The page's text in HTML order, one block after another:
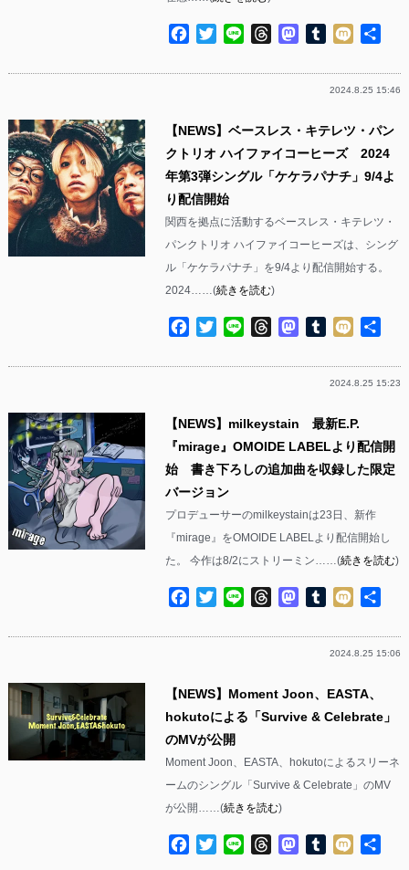
Facebook
TwitterLine ThreadsMastodon
Tumblr
Mixi
2024.8.25 15:46
【NEWS】ベースレス・キテレツ・パン
クトリオ ハイファイコーヒーズ 2024
年第3弾シングル「ケケラパナチ」9/4よ
り配信開始
関西を拠点に活動するベースレス・キテレツ・
パンクトリオ ハイファイコーヒーズは、シング
ル「ケケラパナチ」を9/4より配信開始する。
2024……(続きを読む)
Facebook
TwitterLine ThreadsMastodon
Tumblr
Mixi
2024.8.25 15:23
【NEWS】milkeystain 最新E.P.
『mirage』OMOIDE LABELより配信開
始 書き下ろしの追加曲を収録した限定
バージョン
プロデューサーのmilkeystainは23日、新作
『mirage』をOMOIDE LABELより配信開始し
た。 今作は8/2にストリーミン……(続きを読む)
Facebook
TwitterLine ThreadsMastodon
Tumblr
Mixi
2024.8.25 15:06
【NEWS】Moment Joon、EASTA、
hokutoによる「Survive & Celebrate」
のMVが公開
Moment Joon、EASTA、hokutoによるスリーネ
ームのシングル「Survive & Celebrate」のMV
が公開……(続きを読む)
Facebook
TwitterLine ThreadsMastodon
Tumblr
Mixi